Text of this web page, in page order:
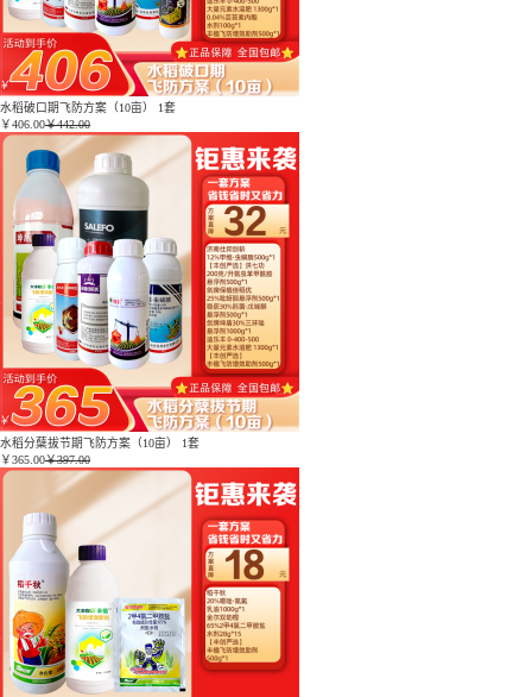
水稻破口期飞防方案（10亩） 1套
￥406.00￥442.00
水稻分蘖拔节期飞防方案（10亩） 1套
￥365.00￥397.00